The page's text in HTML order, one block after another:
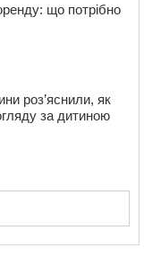
що потрібно
роз’яснили, як
за дитиною